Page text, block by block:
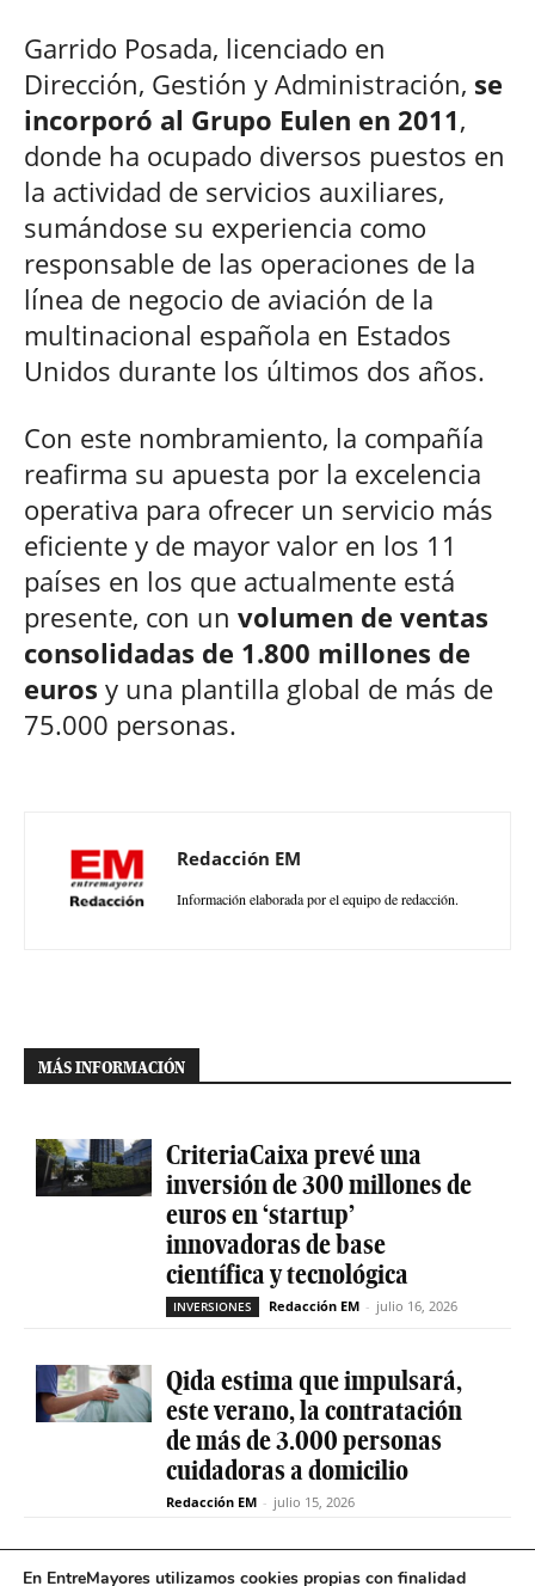
Garrido Posada, licenciado en
Dirección, Gestión y Administración, se
incorporó al Grupo Eulen en 2011,
donde ha ocupado diversos puestos en
la actividad de servicios auxiliares,
sumándose su experiencia como
responsable de las operaciones de la
línea de negocio de aviación de la
multinacional española en Estados
Unidos durante los últimos dos años.
Con este nombramiento, la compañía
reafirma su apuesta por la excelencia
operativa para ofrecer un servicio más
eficiente y de mayor valor en los 11
países en los que actualmente está
presente, con un volumen de ventas
consolidadas de 1.800 millones de
euros y una plantilla global de más de
75.000 personas.
Redacción EM
Información elaborada por el equipo de redacción.
MÁS INFORMACIÓN
CriteriaCaixa prevé una
inversión de 300 millones de
euros en ‘startup’
innovadoras de base
científica y tecnológica
INVERSIONES Redacción EM - julio 16, 2026
Qida estima que impulsará,
este verano, la contratación
de más de 3.000 personas
cuidadoras a domicilio
Redacción EM - julio 15, 2026
La sociedad de capital riesgo
En EntreMayores utilizamos cookies propias con finalidad